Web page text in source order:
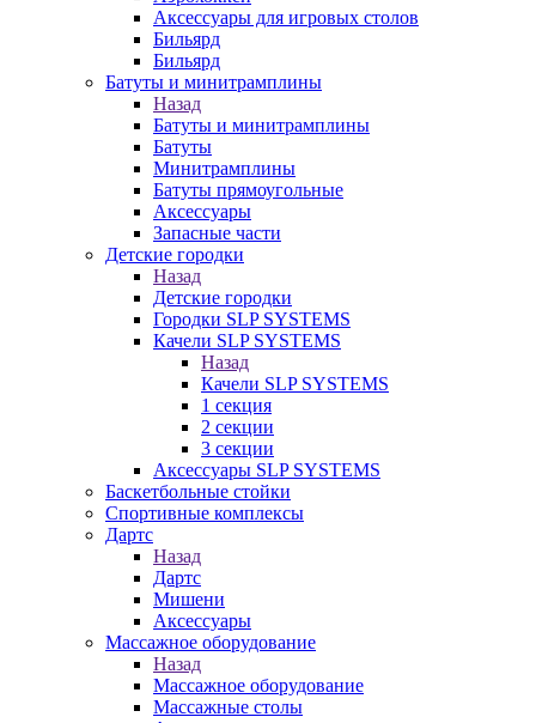
Аксессуары для игровых столов
Бильяpд
Бильяpд
Батуты и минитрамплины
Назад
Батуты и минитрамплины
Батуты
Минитрамплины
Батуты прямоугольные
Аксессуары
Запасные части
Детские городки
Назад
Детские городки
Городки SLP SYSTEMS
Качели SLP SYSTEMS
Назад
Качели SLP SYSTEMS
1 секция
2 секции
3 секции
Аксессуары SLP SYSTEMS
Баскетбольные стойки
Спортивные комплексы
Дартс
Назад
Дартс
Мишени
Аксессуары
Массажное оборудование
Назад
Массажное оборудование
Массажные столы